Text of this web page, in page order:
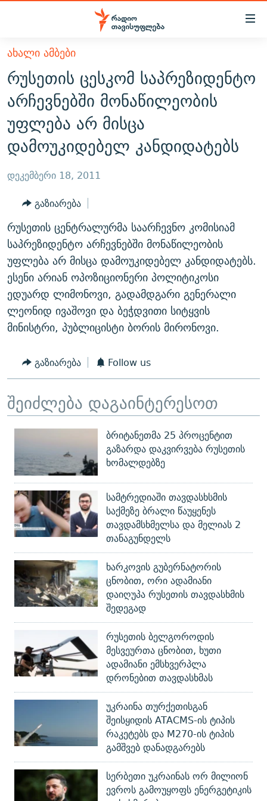
Accessibility
მთავარ
შინაარსზე
დაბრუნება
მთავარ
ნავიგაციაზე
დაბრუნება
ძიებაზე
დაბრუნება
ᲐᲮᲐᲚᲘ ᲐᲛᲑᲔᲑᲘ
ᲗᲔᲛᲔᲑᲘ
ᲞᲝᲚᲘᲢᲘᲙᲐ
ᲔᲙᲝᲜᲝᲛᲘᲙᲐ
ᲡᲐᲖᲝᲒᲐᲓᲝᲔᲑᲐ
ᲙᲣᲚᲢᲣᲠᲐ
ᲕᲘᲓᲔᲝ
ᲑᲚᲝᲒᲔᲑᲘ
ᲞᲝᲓᲙᲐᲡᲢᲔᲑᲘ
ᲐᲡᲐᲗᲘᲐᲜᲘᲡ ᲙᲣᲗᲮᲔ
60 ᲓᲔᲪᲘᲑᲔᲚᲘ
ᲒᲐᲜᲙᲘᲗᲮᲕᲘᲡ ᲓᲦᲔ
ᲓᲘᲚᲘᲡ ᲡᲐᲣᲑᲠᲔᲑᲘ
ᲛᲝᲚᲐᲞᲐᲠᲐᲙᲔ ᲢᲔᲥᲡᲢᲔᲑᲘ
ᲨᲘᲜ - ᲣᲪᲮᲝᲔᲗᲨᲘ
ᲚᲘᲢᲔᲠᲐᲢᲣᲠᲣᲚᲘ ᲬᲐᲮᲜᲐᲒᲔᲑᲘ
ᲘᲛᲞᲔᲠᲘᲐ ᲓᲐ ᲠᲐᲓᲘᲝ
ᲒᲐᲓᲐᲪᲔᲛᲔᲑᲘ
ᲤᲔᲜᲝᲕᲐᲜᲘ - 2.10
ᲞᲠᲝᲔᲥᲢᲔᲑᲘ
ᲣᲙᲠᲐᲘᲜᲐᲨᲘ ᲓᲐᲦᲣᲞᲣᲚᲘ ᲥᲐᲠᲗᲕᲔᲚᲘ ᲛᲔᲑᲠᲫᲝᲚᲔᲑᲘ - 2022
ᲓᲐᲛᲝᲣᲙᲘᲓᲔᲑᲚᲝᲑᲘᲡ 100 ᲬᲔᲚᲘ
ᲩᲔᲛᲘ ᲡᲘᲙᲕᲓᲘᲚᲘᲡ ᲛᲘᲖᲔᲖᲘᲐ COVID-19
11 ᲬᲔᲚᲘ - 11 ᲐᲛᲑᲐᲕᲘ
ᲡᲐᲞᲐᲠᲚᲐᲛᲔᲜᲢᲝ ᲐᲠᲩᲔᲕᲜᲔᲑᲘᲡ ᲘᲡᲢᲝᲠᲘᲐ
5 ᲐᲛᲑᲐᲕᲘ - 20 ᲘᲕᲜᲘᲡᲡ ᲓᲐᲨᲐᲕᲔᲑᲣᲚᲔᲑᲘ
ПРИВЕТ ᲙᲣᲚᲢᲣᲠᲐ
ЭХО КАВКАЗА
ᲒᲐᲛᲝᲘᲬᲔᲠᲔ
რთე/რთ-ის ყველა საიტი
ᲐᲮᲐᲚᲘ ᲐᲛᲑᲔᲑᲘ
რუსეთის ცესკომ საპრეზიდენტო
არჩევნებში მონაწილეობის
უფლება არ მისცა
დამოუკიდებელ კანდიდატებს
დეკემბერი 18, 2011
გაზიარება
რუსეთის ცენტრალურმა საარჩევნო კომისიამ
საპრეზიდენტო არჩევნებში მონაწილეობის
უფლება არ მისცა დამოუკიდებელ კანდიდატებს.
ესენი არიან ოპოზიციონერი პოლიტიკოსი
ედუარდ ლიმონოვი, გადამდგარი გენერალი
ლეონიდ ივაშოვი და ბეჭდვითი სიტყვის
მინისტრი, პუბლიცისტი ბორის მირონოვი.
გაზიარება Follow us
შეიძლება დაგაინტერესოთ
ბრიტანეთმა 25 პროცენტით
გაზარდა დაკვირვება რუსეთის
ხომალდებზე
სამტრედიაში თავდასხსმის
საქმეზე ბრალი წაუყენეს
თავდამსხმელსა და მელიას 2
თანაგუნდელს
ხარკოვის გუბერნატორის
ცნობით, ორი ადამიანი
დაიღუპა რუსეთის თავდასხმის
შედეგად
რუსეთის ბელგოროდის
მესვეურთა ცნობით, ხუთი
ადამიანი ემსხვერპლა
დრონებით თავდასხმას
უკრაინა თურქეთისგან
შეისყიდის ATACMS-ის ტიპის
რაკეტებს და M270-ის ტიპის
გამშვებ დანადგარებს
სერბეთი უკრაინას ორ მილიონ
ევროს გამოუყოფს ენერგეტიკის